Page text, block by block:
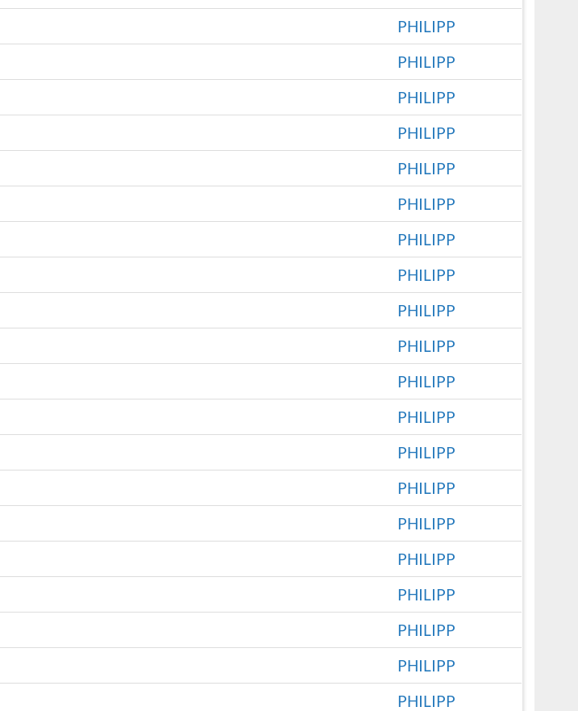
PHILIPP
PHILIPP
PHILIPP
PHILIPP
PHILIPP
PHILIPP
PHILIPP
PHILIPP
PHILIPP
PHILIPP
PHILIPP
PHILIPP
PHILIPP
PHILIPP
PHILIPP
PHILIPP
PHILIPP
PHILIPP
PHILIPP
PHILIPP